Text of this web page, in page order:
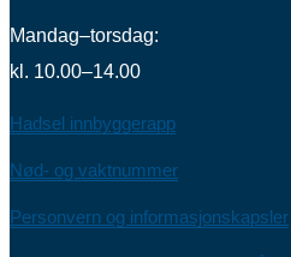
Mandag–torsdag:
kl. 10.00–14.00
Hadsel innbyggerapp
Nød- og vaktnummer
Personvern og informasjonskapsler